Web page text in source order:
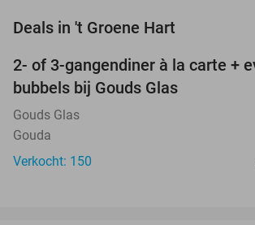
Deals in 't Groene Hart
2- of 3-gangendiner à la carte +
bubbels bij Gouds Glas
Gouds Glas
Gouda
Verkocht: 150